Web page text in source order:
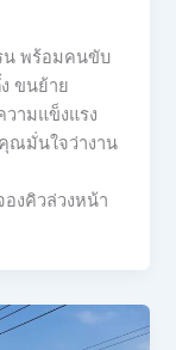
น พร้อมคนขับ
ขนย้าย
ามแข็งแรง
ณมั่นใจว่างาน
องคิวล่วงหน้า